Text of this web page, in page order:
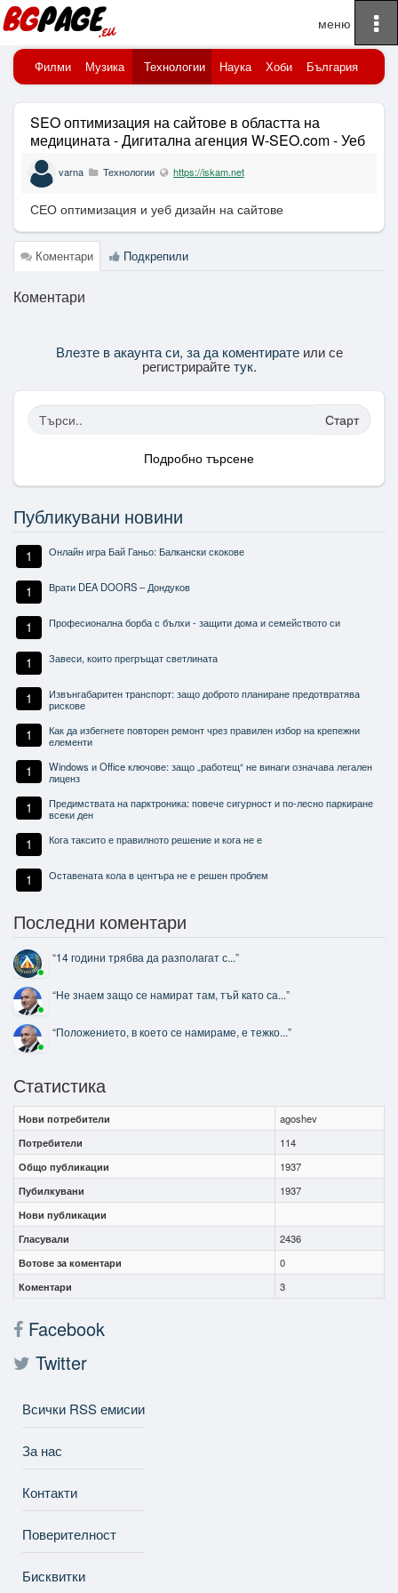
Начало
Филми Музика Технологии Наука Хоби България
SEO оптимизация на сайтове в областта на
медицината - Дигитална агенция W-SEO.com - Уеб
& SEO оптимизация
varna Технологии https://iskam.net
СЕО оптимизация и уеб дизайн на сайтове
Коментари Подкрепили
Коментари
Влезте в акаунта си, за да коментиратеили се
регистрирайтетук.
Старт
Подробно търсене
Публикувани новини
1 Онлайн игра Бай Ганьо: Балкански скокове
1 Врати DEA DOORS – Дондуков
1 Професионална борба с бълхи - защити дома и семейството си
1 Завеси, които прегръщат светлината
1
Извънгабаритен транспорт: защо доброто планиране предотвратява
рискове
1
Как да избегнете повторен ремонт чрез правилен избор на крепежни
елементи
1
Windows и Office ключове: защо „работещ“ не винаги означава легален
лиценз
1
Предимствата на парктроника: повече сигурност и по-лесно паркиране
всеки ден
1 Кога таксито е правилното решение и кога не е
1 Оставената кола в центъра не е решен проблем
Последни коментари
“14 години трябва да разполагат с...”
“Не знаем защо се намират там, тъй като са...”
“Положението, в което се намираме, е тежко...”
Статистика
Нови потребители
agoshev
Потребители
114
Общо публикации
1937
Пубилкувани
1937
Нови публикации
Гласували
2436
Вотове за коментари
0
Коментари
3
Facebook
Twitter
Всички RSS емисии
За нас
Контакти
Поверителност
Бисквитки